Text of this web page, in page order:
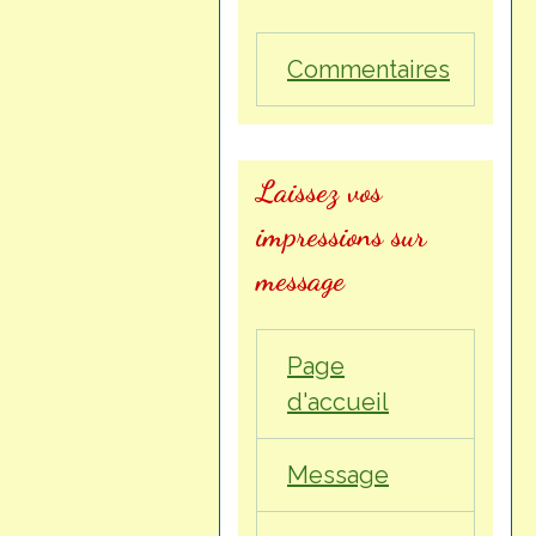
Commentaires
Laissez vos
impressions sur
message
Page
d'accueil
Message